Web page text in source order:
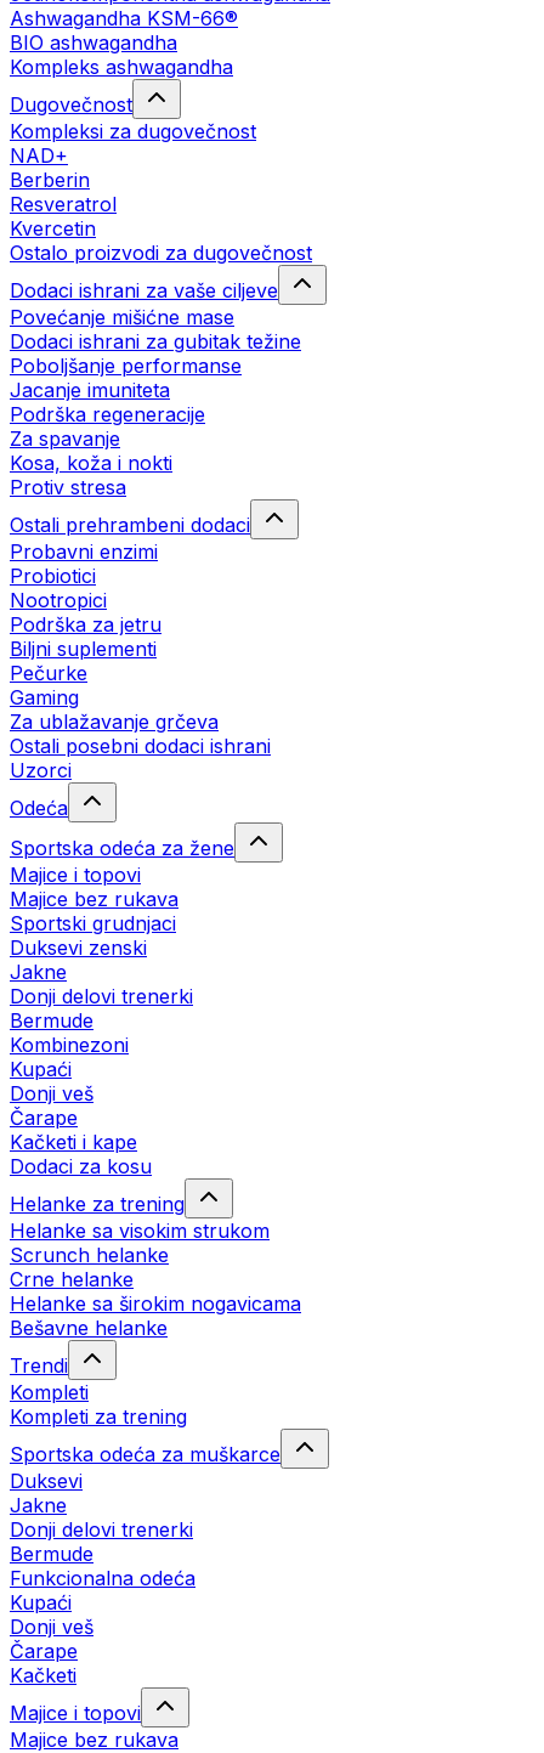
Ashwagandha KSM-66®
BIO ashwagandha
Kompleks ashwagandha
Dugovečnost
Kompleksi za dugovečnost
NAD+
Berberin
Resveratrol
Kvercetin
Ostalo proizvodi za dugovečnost
Dodaci ishrani za vaše ciljeve
Povećanje mišićne mase
Dodaci ishrani za gubitak težine
Poboljšanje performanse
Jacanje imuniteta
Podrška regeneracije
Za spavanje
Kosa, koža i nokti
Protiv stresa
Ostali prehrambeni dodaci
Probavni enzimi
Probiotici
Nootropici
Podrška za jetru
Biljni suplementi
Pečurke
Gaming
Za ublažavanje grčeva
Ostali posebni dodaci ishrani
Uzorci
Odeća
Sportska odeća za žene
Majice i topovi
Majice bez rukava
Sportski grudnjaci
Duksevi zenski
Jakne
Donji delovi trenerki
Bermude
Kombinezoni
Kupaći
Donji veš
Čarape
Kačketi i kape
Dodaci za kosu
Helanke za trening
Helanke sa visokim strukom
Scrunch helanke
Crne helanke
Helanke sa širokim nogavicama
Bešavne helanke
Trendi
Kompleti
Kompleti za trening
Sportska odeća za muškarce
Duksevi
Jakne
Donji delovi trenerki
Bermude
Funkcionalna odeća
Kupaći
Donji veš
Čarape
Kačketi
Majice i topovi
Majice bez rukava